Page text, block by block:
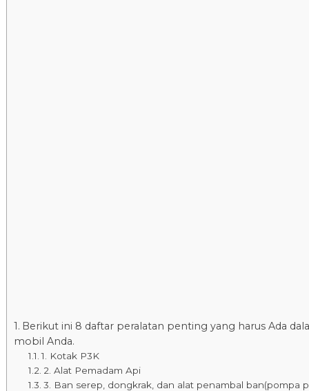
Berikut ini 8 daftar peralatan penting yang harus Ada
mobil Anda.
1. Kotak P3K
2. Alat Pemadam Api
3. Ban serep, dongkrak, dan alat penambal ban(pompa